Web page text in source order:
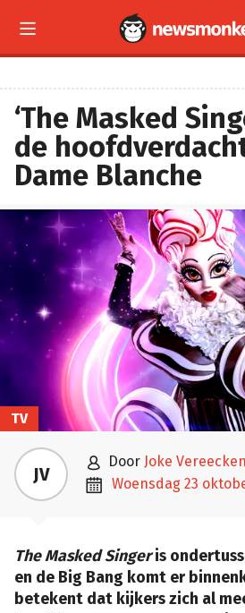

‘The Masked
de
Dame Blanche
TV
JV  door Joke Vereecken
 woensdag 23
The Masked Singeris
en de Big Bang komt er
betekent dat kijkers zich al